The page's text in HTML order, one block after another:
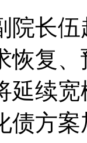
长伍
恢复
延续
债方